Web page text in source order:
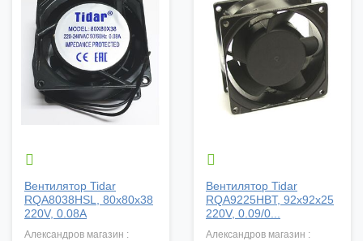

Вентилятор Tidar
RQA8038HSL, 80x80x38
220V, 0.08A
александров магазин :

Вентилятор Tidar
RQA9225HBT, 92x92x25
220V, 0.09/0...
александров магазин :